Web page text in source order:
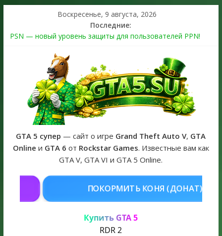
Воскресенье, 9 августа, 2026
Последние:
PSN — новый уровень защиты для пользователей PPN!
The Kortz Center Heist выйдет в GTA Online уже 14 июля
Регистрация в Rockstar Games Social Club ошибка #1.500.7:
как зарегистрировать аккаунт и войти без проблем в 2026
Получайте особые награды в GTA Online по программе
Fine Art Collector
GTA 6 официальная обложка игры и Предзаказ Grand Theft
Auto VI
GTA 5 супер — сайт о игре Grand Theft Auto V, GTA
Online и GTA 6 от Rockstar Games. Известные вам как
GTA V, GTA VI и GTA 5 Online.
КУПИТЬ GTA 5
Купить GTA 5
RDR 2